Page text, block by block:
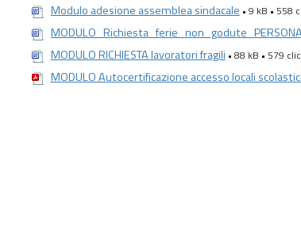
Modulo adesione assemblea sindacale • 9 kB • 558
MODULO RICHIESTA lavoratori fragili • 88 kB • 579
MODULO Autocertificazione accesso locali scolastici